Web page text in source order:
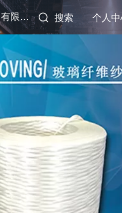
四川威玻新材料集团有限公司 搜索 个人